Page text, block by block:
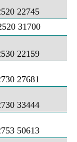
22745
31700
22159
27681
33444
50613